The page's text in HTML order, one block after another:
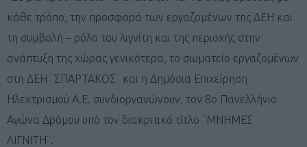
κάθε τρόπο, την προσφορά των εργαζομένων της ΔΕΗ και
τη συμβολή – ρόλο του λιγνίτη και της περιοχής στην
ανάπτυξη της χώρας γενικότερα, το σωματείο εργαζομένων
στη ΔΕΗ ¨ΣΠΑΡΤΑΚΟΣ¨ και η Δημόσια Επιχείρηση
Ηλεκτρισμού Α.Ε. συνδιοργανώνουν, τον 8ο Πανελλήνιο
Αγώνα Δρόμου υπό τον διακριτικό τίτλο ¨ΜΝΗΜΕΣ
ΛΙΓΝΙΤΗ¨.